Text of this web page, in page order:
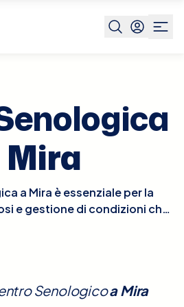
Mira
a Mira è essenziale per la
e gestione di condizioni che
le patologie benigne
o dimensione del seno.
Senologicoa Mira